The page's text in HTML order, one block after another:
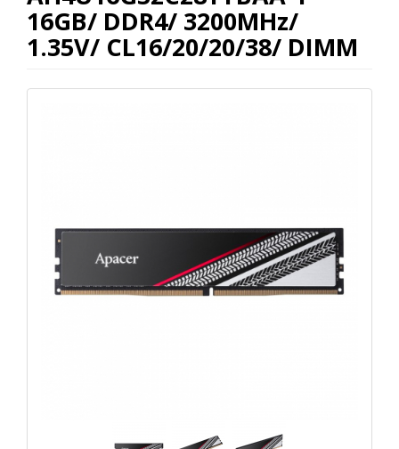
16GB/ DDR4/ 3200MHz/
1.35V/ CL16/20/20/38/ DIMM